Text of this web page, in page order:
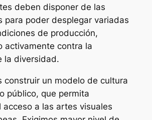
deben disponer de las
para poder desplegar variadas
de producción,
activamente contra la
la diversidad.
construir un modelo de cultura
público, que permita
acceso a las artes visuales